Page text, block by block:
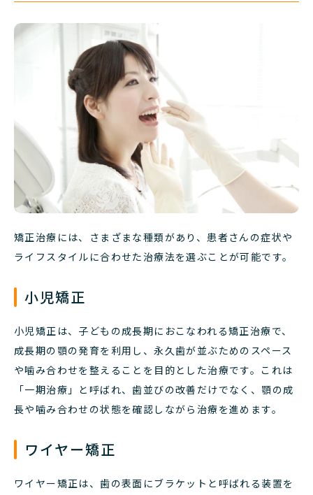
矯正治療には、さまざまな種類があり、患者さんの症状や
ライフスタイルに合わせた治療法を選ぶことが可能です。
小児矯正
小児矯正は、子どもの成長期におこなわれる矯正治療で、
成長期の顎の発育を利用し、永久歯が並ぶためのスペース
や噛み合わせを整えることを目的とした治療です。これは
「一期治療」と呼ばれ、歯並びの改善だけでなく、顎の成
長や噛み合わせの状態を確認しながら治療を進めます。
ワイヤー矯正
ワイヤー矯正は、歯の表面にブラケットと呼ばれる装置を